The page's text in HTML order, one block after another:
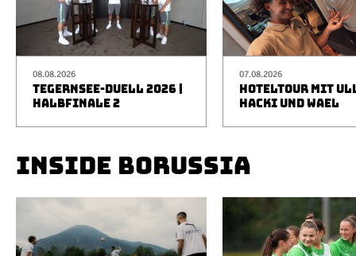
08.08.2026
TEGERNSEE-DUELL 2026 |
HALBFINALE 2
07.08.2026
HOTELTOUR MIT
HACKI UND WAEL
INSIDE BORUSSIA